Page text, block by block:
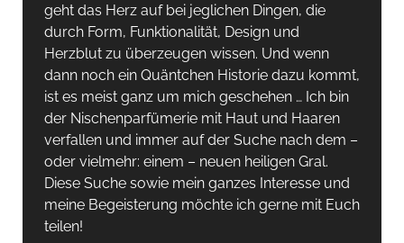
geht das Herz auf bei jeglichen Dingen, die
durch Form, Funktionalität, Design und
Herzblut zu überzeugen wissen. Und wenn
dann noch ein Quäntchen Historie dazu kommt,
ist es meist ganz um mich geschehen … Ich bin
der Nischenparfümerie mit Haut und Haaren
verfallen und immer auf der Suche nach dem –
oder vielmehr: einem – neuen heiligen Gral.
Diese Suche sowie mein ganzes Interesse und
meine Begeisterung möchte ich gerne mit Euch
teilen!